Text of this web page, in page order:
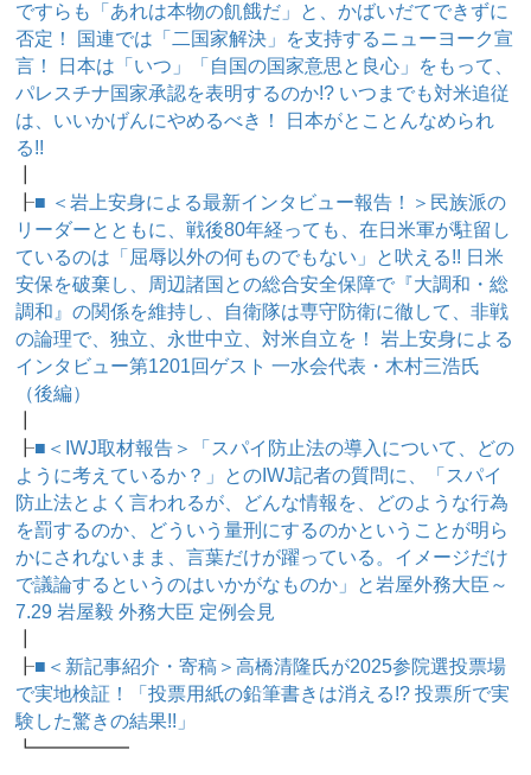
ですらも「あれは本物の飢餓だ」と、かばいだてできずに
否定！ 国連では「二国家解決」を支持するニューヨーク宣
言！ 日本は「いつ」「自国の国家意思と良心」をもって、
パレスチナ国家承認を表明するのか!? いつまでも対米追従
は、いいかげんにやめるべき！ 日本がとことんなめられ
る!!
┠■ ＜岩上安身による最新インタビュー報告！＞民族派の
リーダーとともに、戦後80年経っても、在日米軍が駐留し
ているのは「屈辱以外の何ものでもない」と吠える!! 日米
安保を破棄し、周辺諸国との総合安全保障で『大調和・総
調和』の関係を維持し、自衛隊は専守防衛に徹して、非戦
の論理で、独立、永世中立、対米自立を！ 岩上安身による
インタビュー第1201回ゲスト 一水会代表・木村三浩氏
（後編）
┠■＜IWJ取材報告＞「スパイ防止法の導入について、どの
ように考えているか？」とのIWJ記者の質問に、「スパイ
防止法とよく言われるが、どんな情報を、どのような行為
を罰するのか、どういう量刑にするのかということが明ら
かにされないまま、言葉だけが躍っている。イメージだけ
で議論するというのはいかがなものか」と岩屋外務大臣～
7.29 岩屋毅 外務大臣 定例会見
┠■＜新記事紹介・寄稿＞高橋清隆氏が2025参院選投票場
で実地検証！「投票用紙の鉛筆書きは消える!? 投票所で実
験した驚きの結果!!」
┗━━━━━